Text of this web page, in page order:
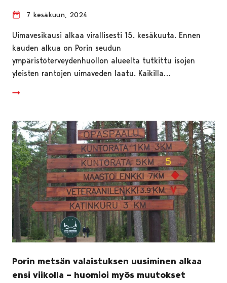
7 kesäkuun, 2024
Uimavesikausi alkaa virallisesti 15. kesäkuuta. Ennen
kauden alkua on Porin seudun
ympäristöterveydenhuollon alueelta tutkittu isojen
yleisten rantojen uimaveden laatu. Kaikilla…
Porin metsän valaistuksen uusiminen alkaa
ensi viikolla – huomioi myös muutokset